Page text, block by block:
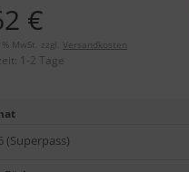
€
MwSt. zzgl. Versandkosten
1-2 Tage
(Superpass)